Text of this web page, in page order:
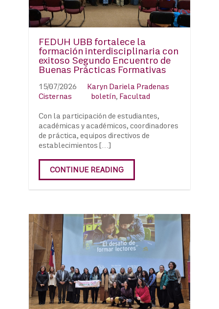
FEDUH UBB fortalece la
formación interdisciplinaria con
exitoso Segundo Encuentro de
Buenas Prácticas Formativas
15/07/2026
Karyn Dariela Pradenas
Cisternas
boletín, Facultad
Con la participación de estudiantes,
académicas y académicos, coordinadores
de práctica, equipos directivos de
establecimientos […]
CONTINUE READING